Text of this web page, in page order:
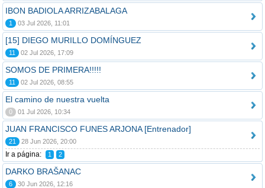
IBON BADIOLA ARRIZABALAGA
1 03 Jul 2026, 11:01
[15] DIEGO MURILLO DOMÍNGUEZ
11 02 Jul 2026, 17:09
SOMOS DE PRIMERA!!!!!
11 02 Jul 2026, 08:55
El camino de nuestra vuelta
0 01 Jul 2026, 10:34
JUAN FRANCISCO FUNES ARJONA [Entrenador]
21 28 Jun 2026, 20:00
Ir a página: 1 2
DARKO BRAŠANAC
6 30 Jun 2026, 12:16